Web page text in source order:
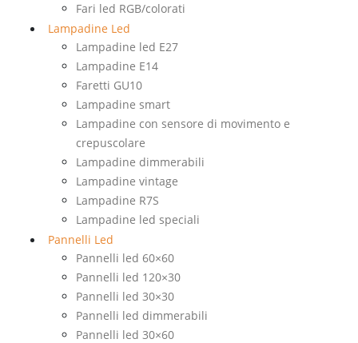
Fari led RGB/colorati
Lampadine Led
Lampadine led E27
Lampadine E14
Faretti GU10
Lampadine smart
Lampadine con sensore di movimento e
crepuscolare
Lampadine dimmerabili
Lampadine vintage
Lampadine R7S
Lampadine led speciali
Pannelli Led
Pannelli led 60×60
Pannelli led 120×30
Pannelli led 30×30
Pannelli led dimmerabili
Pannelli led 30×60